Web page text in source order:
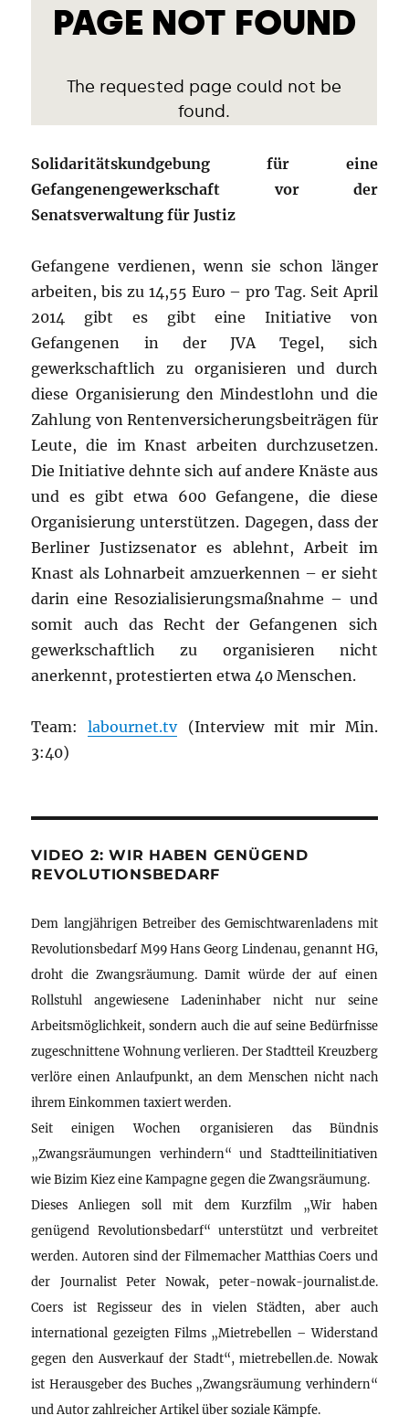
Solidaritätskundgebung für eine
Gefangenengewerkschaft vor der
Senatsverwaltung für Justiz
Gefangene verdienen, wenn sie schon länger
arbeiten, bis zu 14,55 Euro – pro Tag. Seit April
2014 gibt es gibt eine Initiative von
Gefangenen in der JVA Tegel, sich
gewerkschaftlich zu organisieren und durch
diese Organisierung den Mindestlohn und die
Zahlung von Rentenversicherungsbeiträgen für
Leute, die im Knast arbeiten durchzusetzen.
Die Initiative dehnte sich auf andere Knäste aus
und es gibt etwa 600 Gefangene, die diese
Organisierung unterstützen. Dagegen, dass der
Berliner Justizsenator es ablehnt, Arbeit im
Knast als Lohnarbeit amzuerkennen – er sieht
darin eine Resozialisierungsmaßnahme – und
somit auch das Recht der Gefangenen sich
gewerkschaftlich zu organisieren nicht
anerkennt, protestierten etwa 40 Menschen.
Team:labournet.tv(Interview mit mir Min.
3:40)
VIDEO 2: WIR HABEN GENÜGEND
REVOLUTIONSBEDARF
Dem langjährigen Betreiber des Gemischtwarenladens mit
Revolutionsbedarf M99 Hans Georg Lindenau, genannt HG,
droht die Zwangsräumung. Damit würde der auf einen
Rollstuhl angewiesene Ladeninhaber nicht nur seine
Arbeitsmöglichkeit, sondern auch die auf seine Bedürfnisse
zugeschnittene Wohnung verlieren. Der Stadtteil Kreuzberg
verlöre einen Anlaufpunkt, an dem Menschen nicht nach
ihrem Einkommen taxiert werden.
Seit einigen Wochen organisieren das Bündnis
„Zwangsräumungen verhindern“ und Stadtteilinitiativen
wie Bizim Kiez eine Kampagne gegen die Zwangsräumung.
Dieses Anliegen soll mit dem Kurzfilm „Wir haben
genügend Revolutionsbedarf“ unterstützt und verbreitet
werden. Autoren sind der Filmemacher Matthias Coers und
der Journalist Peter Nowak, peter-nowak-journalist.de.
Coers ist Regisseur des in vielen Städten, aber auch
international gezeigten Films „Mietrebellen – Widerstand
gegen den Ausverkauf der Stadt“, mietrebellen.de. Nowak
ist Herausgeber des Buches „Zwangsräumung verhindern“
und Autor zahlreicher Artikel über soziale Kämpfe.